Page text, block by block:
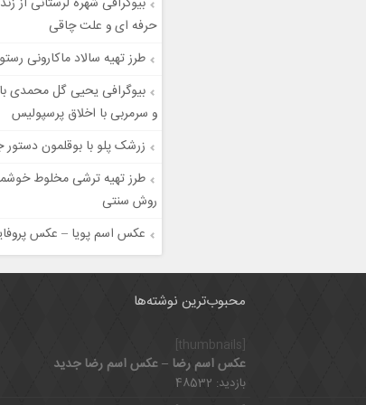
حرفه ای و علت چاقی
طرز تهیه سالاد ماکارونی
بیوگرافی یحیی گل محمدی
و سرمربی با اخلاق پرسپولیس
زرشک پلو با بوقلمون
طرز تهیه ترشی مخلوط
روش سنتی
عکس اسم پویا – عکس
محبوب‌ترین نوشته‌ها
[thumbnails]
عکس اسم رضا – عکس اسم رضا جدید
بازدید: 48532